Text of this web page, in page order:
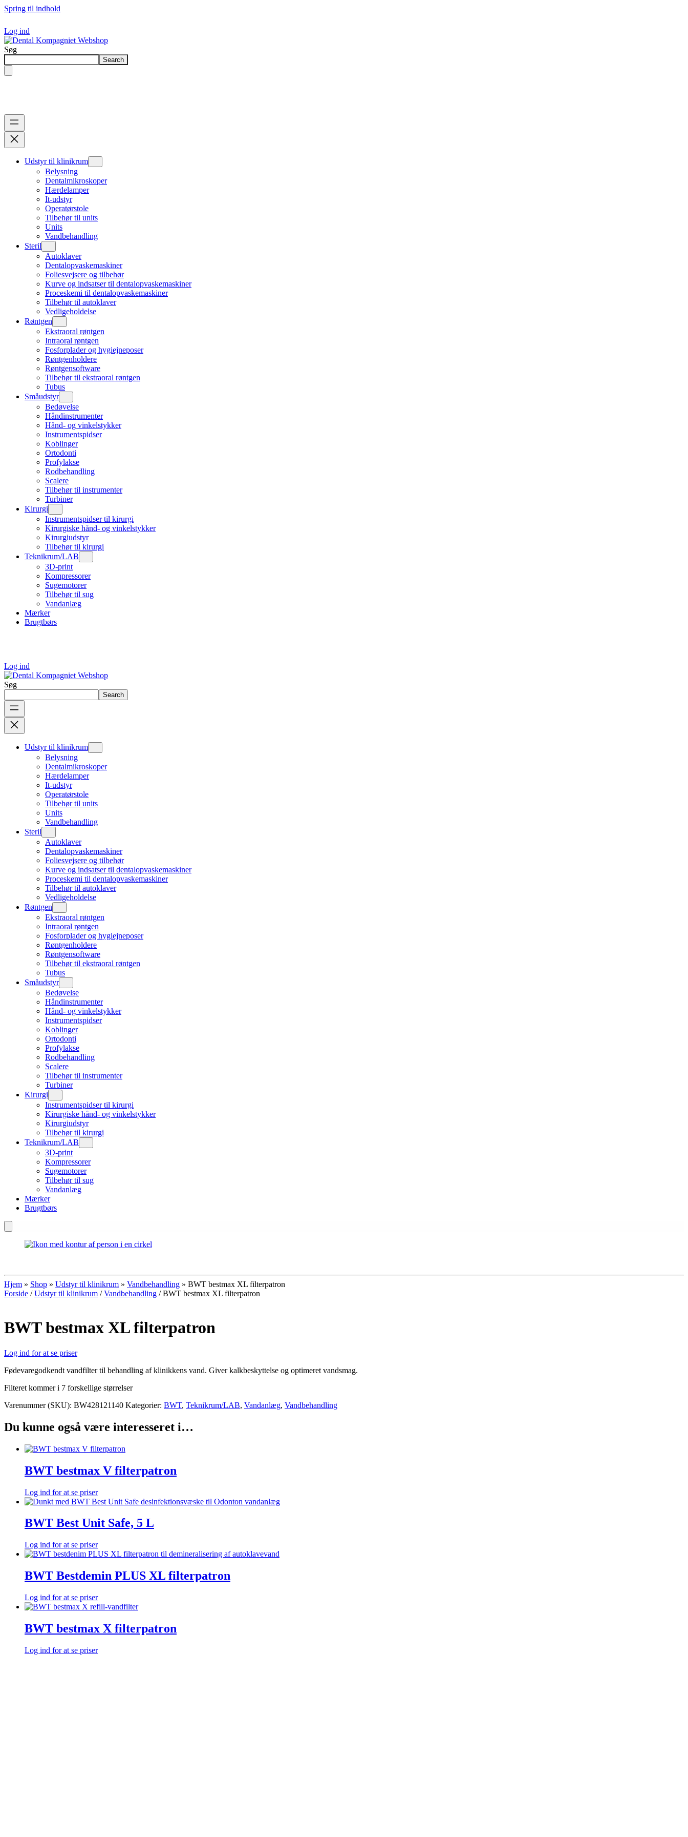
Spring til indhold
Log ind
Søg
Search
Udstyr til klinikrum
Belysning
Dentalmikroskoper
Hærdelamper
It-udstyr
Operatørstole
Tilbehør til units
Units
Vandbehandling
Steril
Autoklaver
Dentalopvaskemaskiner
Foliesvejsere og tilbehør
Kurve og indsatser til dentalopvaskemaskiner
Proceskemi til dentalopvaskemaskiner
Tilbehør til autoklaver
Vedligeholdelse
Røntgen
Ekstraoral røntgen
Intraoral røntgen
Fosforplader og hygiejneposer
Røntgenholdere
Røntgensoftware
Tilbehør til ekstraoral røntgen
Tubus
Småudstyr
Bedøvelse
Håndinstrumenter
Hånd- og vinkelstykker
Instrumentspidser
Koblinger
Ortodonti
Profylakse
Rodbehandling
Scalere
Tilbehør til instrumenter
Turbiner
Kirurgi
Instrumentspidser til kirurgi
Kirurgiske hånd- og vinkelstykker
Kirurgiudstyr
Tilbehør til kirurgi
Teknikrum/LAB
3D-print
Kompressorer
Sugemotorer
Tilbehør til sug
Vandanlæg
Mærker
Brugtbørs
Log ind
Søg
Search
Udstyr til klinikrum
Belysning
Dentalmikroskoper
Hærdelamper
It-udstyr
Operatørstole
Tilbehør til units
Units
Vandbehandling
Steril
Autoklaver
Dentalopvaskemaskiner
Foliesvejsere og tilbehør
Kurve og indsatser til dentalopvaskemaskiner
Proceskemi til dentalopvaskemaskiner
Tilbehør til autoklaver
Vedligeholdelse
Røntgen
Ekstraoral røntgen
Intraoral røntgen
Fosforplader og hygiejneposer
Røntgenholdere
Røntgensoftware
Tilbehør til ekstraoral røntgen
Tubus
Småudstyr
Bedøvelse
Håndinstrumenter
Hånd- og vinkelstykker
Instrumentspidser
Koblinger
Ortodonti
Profylakse
Rodbehandling
Scalere
Tilbehør til instrumenter
Turbiner
Kirurgi
Instrumentspidser til kirurgi
Kirurgiske hånd- og vinkelstykker
Kirurgiudstyr
Tilbehør til kirurgi
Teknikrum/LAB
3D-print
Kompressorer
Sugemotorer
Tilbehør til sug
Vandanlæg
Mærker
Brugtbørs
Hjem » Shop » Udstyr til klinikrum » Vandbehandling » BWT bestmax XL filterpatron
Forside /Udstyr til klinikrum /Vandbehandling / BWT bestmax XL filterpatron
BWT bestmax XL filterpatron
Log ind for at se priser
Fødevaregodkendt vandfilter til behandling af klinikkens vand. Giver kalkbeskyttelse og optimeret vandsmag.
Filteret kommer i 7 forskellige størrelser
Varenummer (SKU): BW428121140 Kategorier: BWT, Teknikrum/LAB, Vandanlæg, Vandbehandling
Du kunne også være interesseret i…
BWT bestmax V filterpatron
Log ind for at se priser
BWT Best Unit Safe, 5 L
Log ind for at se priser
BWT Bestdemin PLUS XL filterpatron
Log ind for at se priser
BWT bestmax X filterpatron
Log ind for at se priser